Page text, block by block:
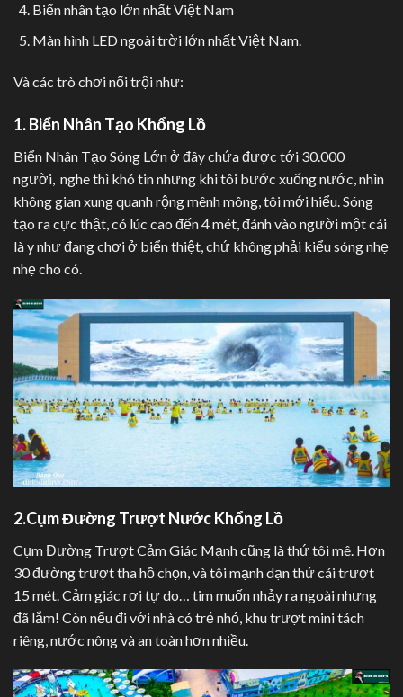
Biển nhân tạo lớn nhất Việt Nam
Màn hình LED ngoài trời lớn nhất Việt Nam.
Và các trò chơi nổi trội như:
1. Biển Nhân Tạo Khổng Lồ
Biển Nhân Tạo Sóng Lớn ở đây chứa được tới 30.000
người, nghe thì khó tin nhưng khi tôi bước xuống nước, nhìn
không gian xung quanh rộng mênh mông, tôi mới hiểu. Sóng
tạo ra cực thật, có lúc cao đến 4 mét, đánh vào người một cái
là y như đang chơi ở biển thiệt, chứ không phải kiểu sóng nhẹ
nhẹ cho có.
2.Cụm Đường Trượt Nước Khổng Lồ
Cụm Đường Trượt Cảm Giác Mạnh cũng là thứ tôi mê. Hơn
30 đường trượt tha hồ chọn, và tôi mạnh dạn thử cái trượt
15 mét. Cảm giác rơi tự do… tim muốn nhảy ra ngoài nhưng
đã lắm! Còn nếu đi với nhà có trẻ nhỏ, khu trượt mini tách
riêng, nước nông và an toàn hơn nhiều.